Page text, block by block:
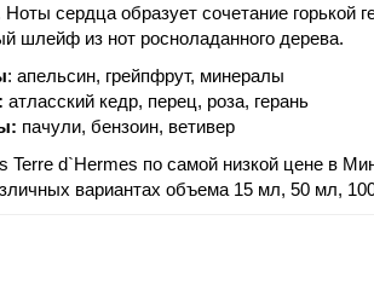
сердца образует сочетание горькой
шлейф из нот росноладанного дерева.
: апельсин, грейпфрут, минералы
атласский кедр, перец, роза, герань
пачули, бензоин, ветивер
Terre d`Hermes по самой низкой цене в
вариантах объема 15 мл, 50 мл,